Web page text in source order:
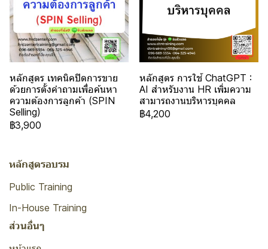
หลักสูตร เทคนิคปิดการขาย
ด้วยการตั้งคำถามเพื่อค้นหา
ความต้องการลูกค้า (SPIN
Selling)
฿3,900
หลักสูตร การใช้ ChatGPT :
AI สำหรับงาน HR เพิ่มความ
สามารถงานบริหารบุคคล
฿4,200
หลักสูตรอบรม
Public Training
In-House Training
ส่วนอื่นๆ